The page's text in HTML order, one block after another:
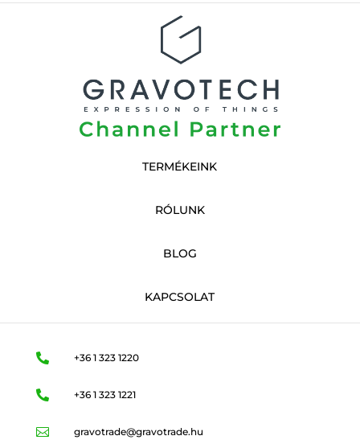
TERMÉKEINK
RÓLUNK
BLOG
KAPCSOLAT
 +36 1 323 1220
 +36 1 323 1221
 gravotrade@gravotrade.hu